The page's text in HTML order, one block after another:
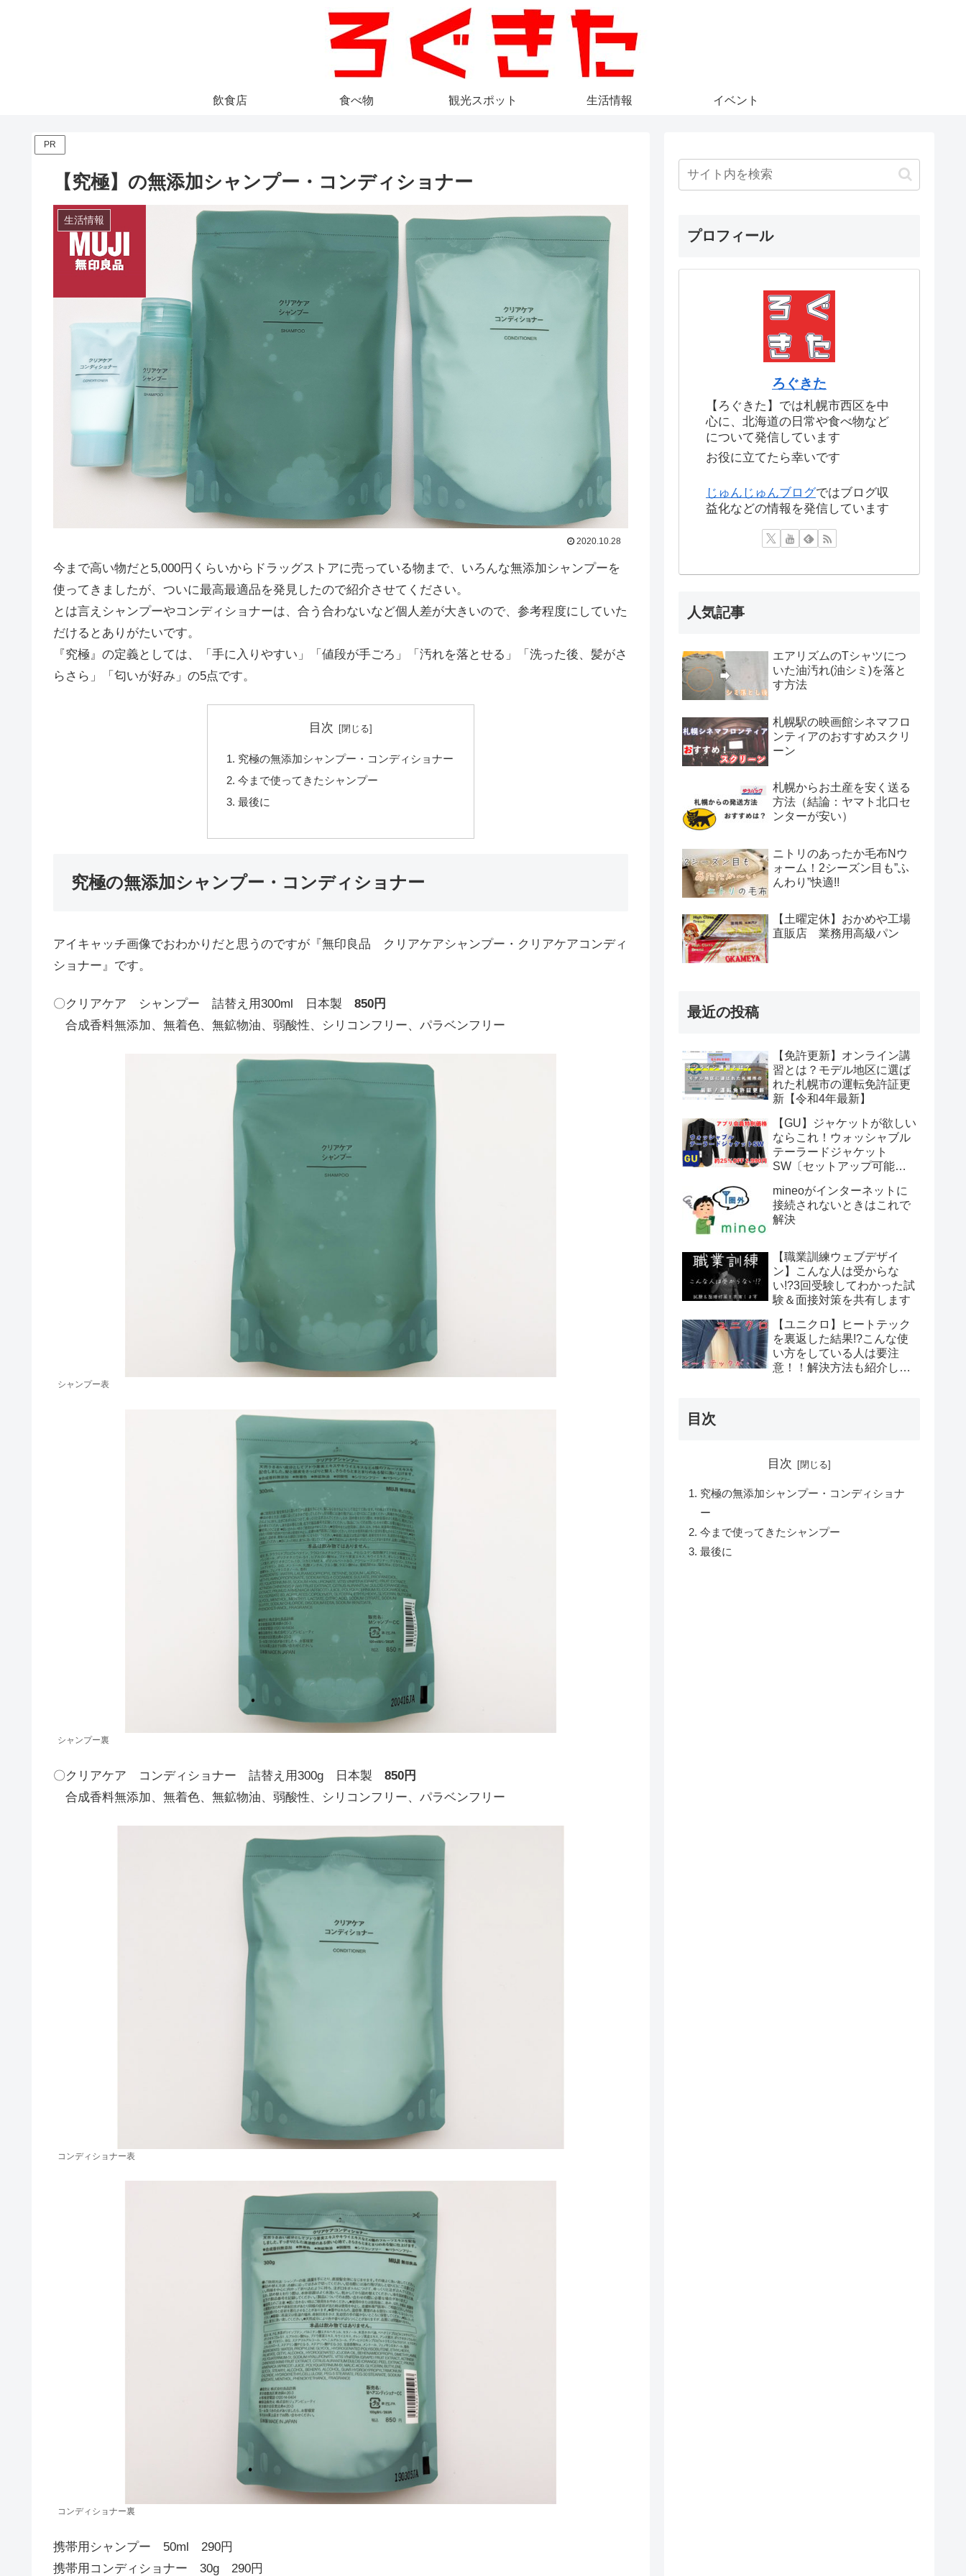
飲食店 食べ物 観光スポット 生活情報 イベント
PR
【究極】の無添加シャンプー・コンディショナー
生活情報
2020.10.28
今まで高い物だと5,000円くらいからドラッグストアに売っている物まで、いろんな無添加シャンプーを
使ってきましたが、ついに最高最適品を発見したので紹介させてください。
とは言えシャンプーやコンディショナーは、合う合わないなど個人差が大きいので、参考程度にしていた
だけるとありがたいです。
『究極』の定義としては、「手に入りやすい」「値段が手ごろ」「汚れを落とせる」「洗った後、髪がさ
らさら」「匂いが好み」の5点です。
目次
究極の無添加シャンプー・コンディショナー
今まで使ってきたシャンプー
最後に
究極の無添加シャンプー・コンディショナー
アイキャッチ画像でおわかりだと思うのですが『無印良品 クリアケアシャンプー・クリアケアコンディ
ショナー』です。
〇クリアケア シャンプー 詰替え用300ml 日本製 850円
合成香料無添加、無着色、無鉱物油、弱酸性、シリコンフリー、パラベンフリー
シャンプー表
シャンプー裏
〇クリアケア コンディショナー 詰替え用300g 日本製 850円
合成香料無添加、無着色、無鉱物油、弱酸性、シリコンフリー、パラベンフリー
コンディショナー表
コンディショナー裏
携帯用シャンプー 50ml 290円
携帯用コンディショナー 30g 290円
プロフィール
ろぐきた
【ろぐきた】では札幌市西区を中
心に、北海道の日常や食べ物など
について発信しています
お役に立てたら幸いです
じゅんじゅんブログではブログ収
益化などの情報を発信しています
人気記事
エアリズムのTシャツにつ
いた油汚れ(油シミ)を落と
す方法
札幌駅の映画館シネマフロ
ンティアのおすすめスクリ
ーン
札幌からお土産を安く送る
方法（結論：ヤマト北口セ
ンターが安い）
ニトリのあったか毛布Nウ
ォーム！2シーズン目も”ふ
んわり”快適!!
【土曜定休】おかめや工場
直販店 業務用高級パン
最近の投稿
【免許更新】オンライン講
習とは？モデル地区に選ば
れた札幌市の運転免許証更
新【令和4年最新】
【GU】ジャケットが欲しい
ならこれ！ウォッシャブル
テーラードジャケット
SW〔セットアップ可能〕
価格2,990円【～2022年6月
12日まで】
mineoがインターネットに
接続されないときはこれで
解決
【職業訓練ウェブデザイ
ン】こんな人は受からな
い!?3回受験してわかった試
験＆面接対策を共有します
【ユニクロ】ヒートテック
を裏返した結果!?こんな使
い方をしている人は要注
意！！解決方法も紹介しま
目次
目次
究極の無添加シャンプー・コンディショナ
ー
今まで使ってきたシャンプー
最後に